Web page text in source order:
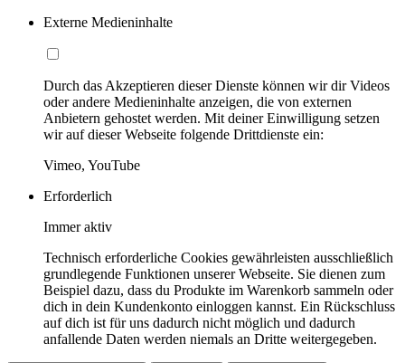
Externe Medieninhalte
Durch das Akzeptieren dieser Dienste können wir dir Videos
oder andere Medieninhalte anzeigen, die von externen
Anbietern gehostet werden. Mit deiner Einwilligung setzen
wir auf dieser Webseite folgende Drittdienste ein:
Vimeo, YouTube
Erforderlich
Immer aktiv
Technisch erforderliche Cookies gewährleisten ausschließlich
grundlegende Funktionen unserer Webseite. Sie dienen zum
Beispiel dazu, dass du Produkte im Warenkorb sammeln oder
dich in dein Kundenkonto einloggen kannst. Ein Rückschluss
auf dich ist für uns dadurch nicht möglich und dadurch
anfallende Daten werden niemals an Dritte weitergegeben.